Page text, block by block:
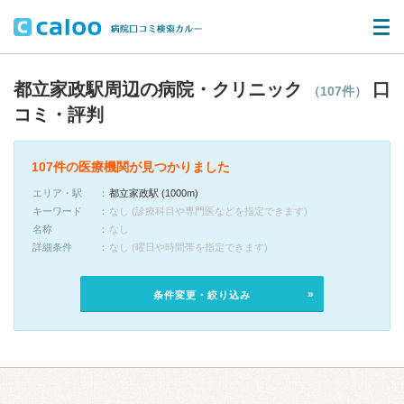
都立家政駅周辺の病院・クリニック （107件）
口
コミ・評判
107件の医療機関が見つかりました
エリア・駅
都立家政駅 (1000m)
キーワード
なし (診療科目や専門医などを指定できます)
名称
なし
詳細条件
なし (曜日や時間帯を指定できます)
条件変更・絞り込み